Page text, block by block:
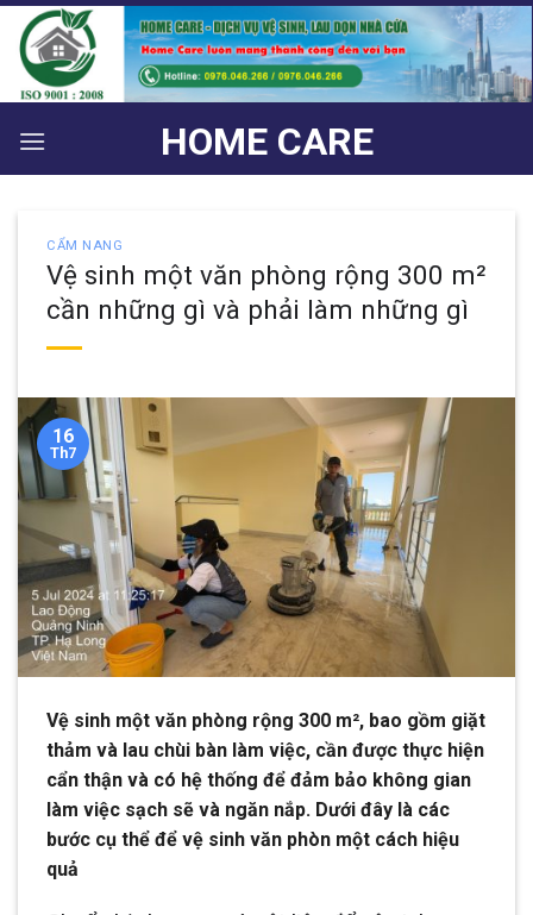
Bỏ
qua
nội
dung
HOME CARE
CẨM NANG
Vệ sinh một văn phòng rộng 300 m²
cần những gì và phải làm những gì
16
Th7
Vệ sinh một văn phòng rộng 300 m², bao gồm giặt
thảm và lau chùi bàn làm việc, cần được thực hiện
cẩn thận và có hệ thống để đảm bảo không gian
làm việc sạch sẽ và ngăn nắp. Dưới đây là các
bước cụ thể để vệ sinh văn phòn một cách hiệu
quả